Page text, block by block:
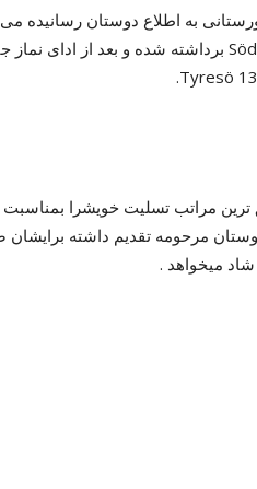
ترین مراتب تسلیت خویشرا
مرحومه تقدیم داشته
میخواهد .